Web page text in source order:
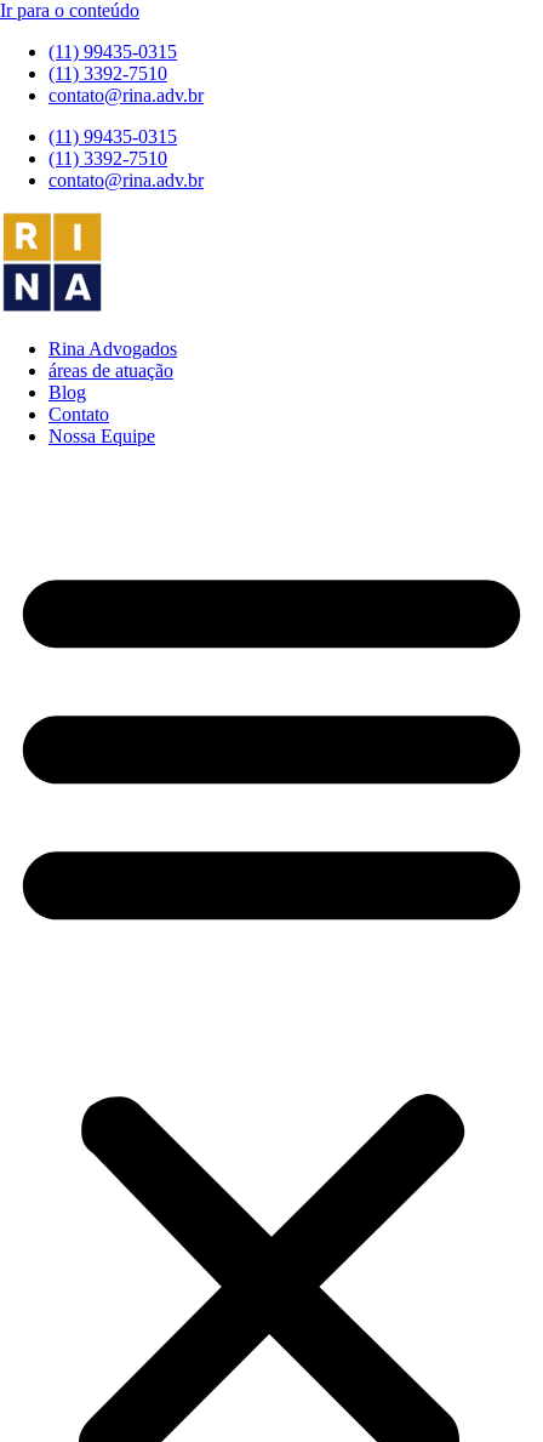
Ir para o conteúdo
(11) 99435-0315
(11) 3392-7510
contato@rina.adv.br
(11) 99435-0315
(11) 3392-7510
contato@rina.adv.br
Rina Advogados
áreas de atuação
Blog
Contato
Nossa Equipe